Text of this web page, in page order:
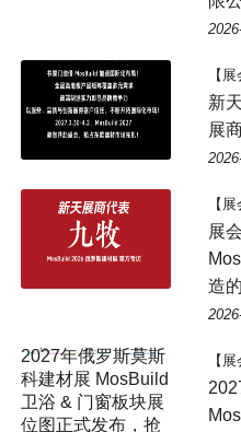
【
新
展
【
展
造
【